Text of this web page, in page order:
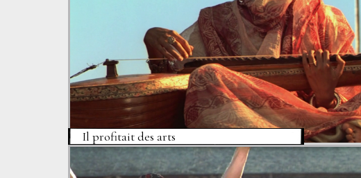
Il profitait des arts